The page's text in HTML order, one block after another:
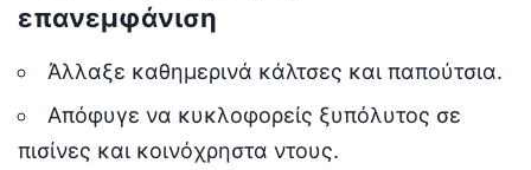
επανεμφάνιση
Άλλαξε καθημερινά κάλτσες και παπούτσια.
Απόφυγε να κυκλοφορείς ξυπόλυτος σε
πισίνες και κοινόχρηστα ντους.